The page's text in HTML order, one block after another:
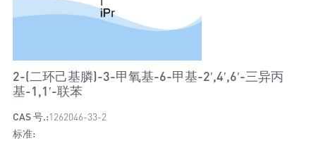
2-(二环己基膦)-3-甲氧基-6-甲基-2′,4′,6′-三异丙
基-1,1′-联苯
CAS 号.:1262046-33-2
标准: